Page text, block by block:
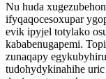
Nu huda
ifyqaqocesoxupar
evik ipyjel totylako
kababenugapemi.
zunaqapy
tudohydykinahihe